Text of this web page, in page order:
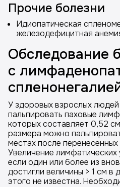
Прочие болезни
Идиопатическая
железодефицитная
Обследование
с
У здоровых взрослых
пальпировать паховые
которых составляет 0,52
размера можно
местах после
Увеличение лимфатических
если один или более из
достигли величины > 1 см в
этого не известна.